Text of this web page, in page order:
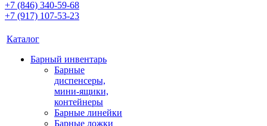
+7 (846) 340-59-68
+7 (917) 107-53-23
Каталог
Барный инвентарь
Барные
диспенсеры,
мини-ящики,
контейнеры
Барные линейки
Барные ложки